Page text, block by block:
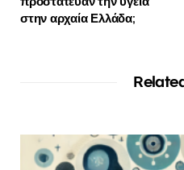
στην αρχαία Ελλάδα;